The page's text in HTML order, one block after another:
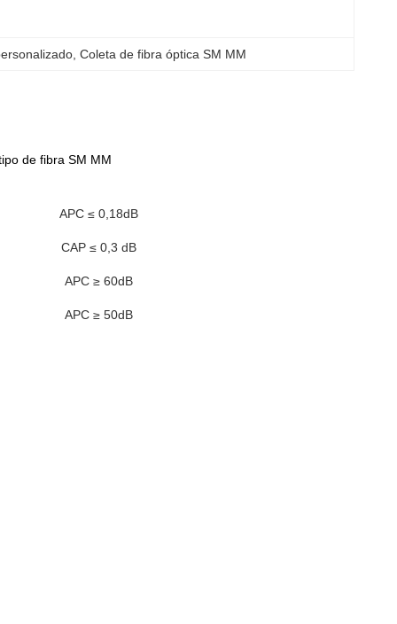
, Coleta de fibra óptica SM MM
de fibra SM MM
APC ≤ 0,18dB
CAP ≤ 0,3 dB
APC ≥ 60dB
APC ≥ 50dB